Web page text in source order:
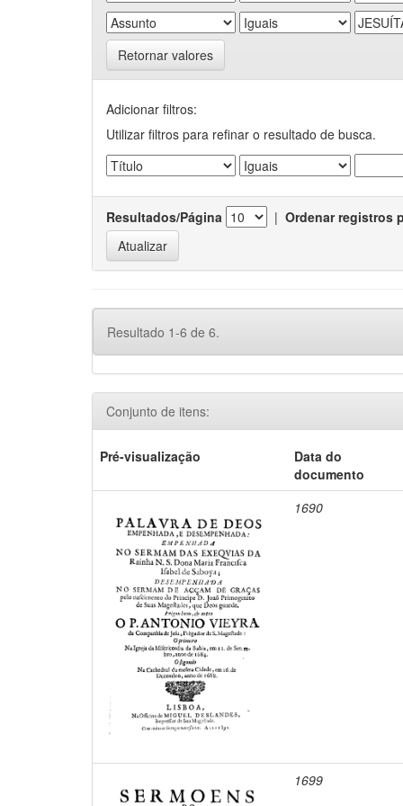
Retornar valores
Adicionar filtros:
Utilizar filtros para refinar o resultado de busca.
Resultados/Página | Ordenar registros
Resultado 1-6 de 6.
Conjunto de itens:
Pré-visualização
Data do
documento
1690
1699